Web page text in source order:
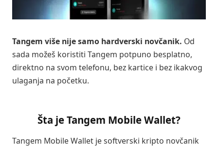
Tangem više nije samo hardverski novčanik. Od
sada možeš koristiti Tangem potpuno besplatno,
direktno na svom telefonu, bez kartice i bez ikakvog
ulaganja na početku.
Šta je Tangem Mobile Wallet?
Tangem Mobile Wallet je softverski kripto novčanik